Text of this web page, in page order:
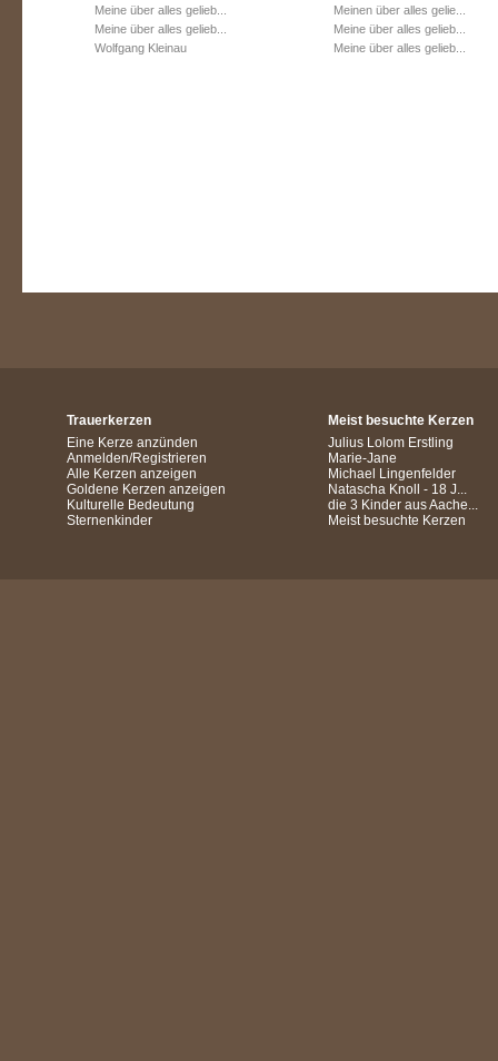
Meine über alles gelieb...
Meine über alles gelieb...
Wolfgang Kleinau
Meinen über alles gelie...
Meine über alles gelieb...
Meine über alles gelieb...
Trauerkerzen
Eine Kerze anzünden
Anmelden/Registrieren
Alle Kerzen anzeigen
Goldene Kerzen anzeigen
Kulturelle Bedeutung
Sternenkinder
Meist besuchte Kerzen
Julius Lolom Erstling
Marie-Jane
Michael Lingenfelder
Natascha Knoll - 18 J...
die 3 Kinder aus Aache...
Meist besuchte Kerzen